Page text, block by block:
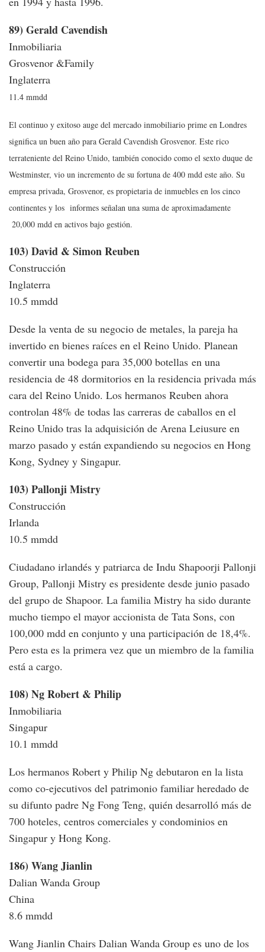
89) Gerald Cavendish
Inmobiliaria
Grosvenor &Family
Inglaterra
11.4 mmdd
El continuo y exitoso auge del mercado inmobiliario prime en Londres
significa un buen año para Gerald Cavendish Grosvenor. Este rico
terrateniente del Reino Unido, también conocido como el sexto duque de
Westminster, vio un incremento de su fortuna de 400 mdd este año. Su
empresa privada, Grosvenor, es propietaria de inmuebles en los cinco
continentes y los informes señalan una suma de aproximadamente
20,000 mdd en activos bajo gestión.
103) David & Simon Reuben
Construcción
Inglaterra
10.5 mmdd
Desde la venta de su negocio de metales, la pareja ha
invertido en bienes raíces en el Reino Unido. Planean
convertir una bodega para 35,000 botellas en una
residencia de 48 dormitorios en la residencia privada más
cara del Reino Unido. Los hermanos Reuben ahora
controlan 48% de todas las carreras de caballos en el
Reino Unido tras la adquisición de Arena Leiusure en
marzo pasado y están expandiendo su negocios en Hong
Kong, Sydney y Singapur.
103) Pallonji Mistry
Construcción
Irlanda
10.5 mmdd
Ciudadano irlandés y patriarca de Indu Shapoorji Pallonji
Group, Pallonji Mistry es presidente desde junio pasado
del grupo de Shapoor. La familia Mistry ha sido durante
mucho tiempo el mayor accionista de Tata Sons, con
100,000 mdd en conjunto y una participación de 18,4%.
Pero esta es la primera vez que un miembro de la familia
está a cargo.
108) Ng Robert & Philip
Inmobiliaria
Singapur
10.1 mmdd
Los hermanos Robert y Philip Ng debutaron en la lista
como co-ejecutivos del patrimonio familiar heredado de
su difunto padre Ng Fong Teng, quién desarrolló más de
700 hoteles, centros comerciales y condominios en
Singapur y Hong Kong.
186) Wang Jianlin
Dalian Wanda Group
China
8.6 mmdd
Wang Jianlin Chairs Dalian Wanda Group es uno de los